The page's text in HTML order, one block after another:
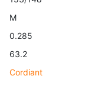
M
0.285
63.2
Cordiant